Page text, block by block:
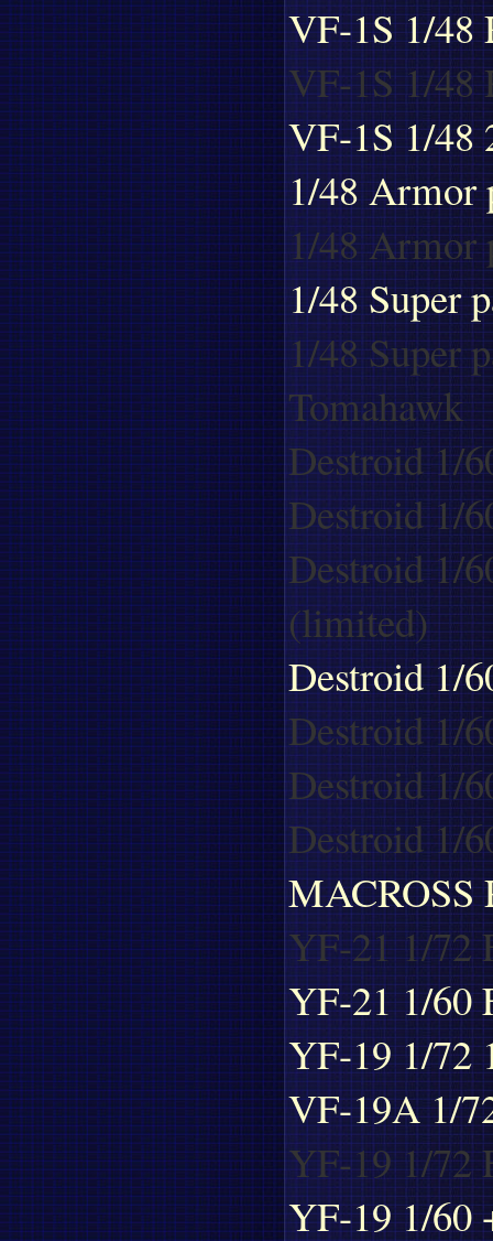
VF-1S 1/48
VF-1S 1/48
VF-1S 1/48
1/48 Armor
1/48 Armor
1/48 Super
1/48 Super
Tomahawk
Destroid 1/
Destroid 1/
Destroid 1/
(limited)
Destroid 1/
Destroid 1/
Destroid 1/
Destroid 1/
MACROSS
YF-21 1/72
YF-21 1/60
YF-19 1/72
VF-19A 1/
YF-19 1/72
YF-19 1/60